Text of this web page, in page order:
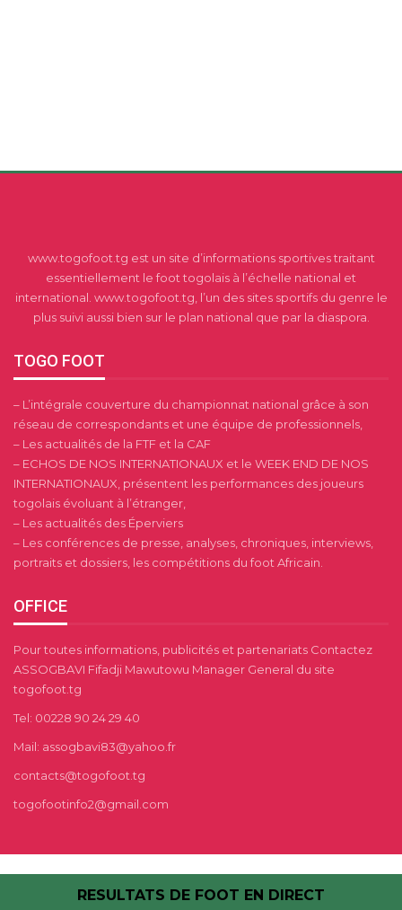
www.togofoot.tg est un site d’informations sportives traitant
essentiellement le foot togolais à l’échelle national et
international. www.togofoot.tg, l’un des sites sportifs du genre le
plus suivi aussi bien sur le plan national que par la diaspora.
TOGO FOOT
– L’intégrale couverture du championnat national grâce à son
réseau de correspondants et une équipe de professionnels,
– Les actualités de la FTF et la CAF
– ECHOS DE NOS INTERNATIONAUX et le WEEK END DE NOS
INTERNATIONAUX, présentent les performances des joueurs
togolais évoluant à l’étranger,
– Les actualités des Éperviers
– Les conférences de presse, analyses, chroniques, interviews,
portraits et dossiers, les compétitions du foot Africain.
OFFICE
Pour toutes informations, publicités et partenariats Contactez
ASSOGBAVI Fifadji Mawutowu Manager General du site
togofoot.tg
Tel: 00228 90 24 29 40
Mail: assogbavi83@yahoo.fr
contacts@togofoot.tg
togofootinfo2@gmail.com
RESULTATS DE FOOT EN DIRECT